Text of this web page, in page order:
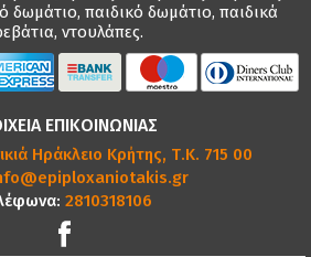
δωμάτιο, παιδικό δωμάτιο, παιδικά
ντουλάπες.
ΕΠΙΚΟΙΝΩΝΙΑΣ
Ηράκλειο Κρήτης, Τ.Κ. 715 00
2810318106